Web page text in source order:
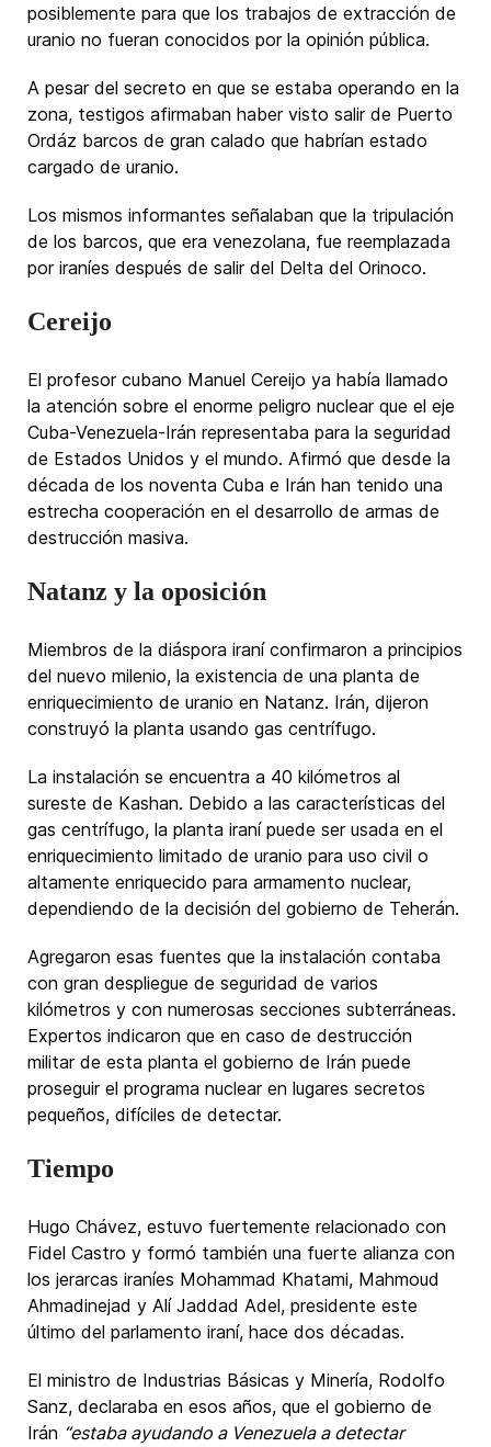
posiblemente para que los trabajos de extracción de
uranio no fueran conocidos por la opinión pública.
A pesar del secreto en que se estaba operando en la
zona, testigos afirmaban haber visto salir de Puerto
Ordáz barcos de gran calado que habrían estado
cargado de uranio.
Los mismos informantes señalaban que la tripulación
de los barcos, que era venezolana, fue reemplazada
por iraníes después de salir del Delta del Orinoco.
Cereijo
El profesor cubano Manuel Cereijo ya había llamado
la atención sobre el enorme peligro nuclear que el eje
Cuba-Venezuela-Irán representaba para la seguridad
de Estados Unidos y el mundo. Afirmó que desde la
década de los noventa Cuba e Irán han tenido una
estrecha cooperación en el desarrollo de armas de
destrucción masiva.
Natanz y la oposición
Miembros de la diáspora iraní confirmaron a principios
del nuevo milenio, la existencia de una planta de
enriquecimiento de uranio en Natanz. Irán, dijeron
construyó la planta usando gas centrífugo.
La instalación se encuentra a 40 kilómetros al
sureste de Kashan. Debido a las características del
gas centrífugo, la planta iraní puede ser usada en el
enriquecimiento limitado de uranio para uso civil o
altamente enriquecido para armamento nuclear,
dependiendo de la decisión del gobierno de Teherán.
Agregaron esas fuentes que la instalación contaba
con gran despliegue de seguridad de varios
kilómetros y con numerosas secciones subterráneas.
Expertos indicaron que en caso de destrucción
militar de esta planta el gobierno de Irán puede
proseguir el programa nuclear en lugares secretos
pequeños, difíciles de detectar.
Tiempo
Hugo Chávez, estuvo fuertemente relacionado con
Fidel Castro y formó también una fuerte alianza con
los jerarcas iraníes Mohammad Khatami, Mahmoud
Ahmadinejad y Alí Jaddad Adel, presidente este
último del parlamento iraní, hace dos décadas.
El ministro de Industrias Básicas y Minería, Rodolfo
Sanz, declaraba en esos años, que el gobierno de
Irán “estaba ayudando a Venezuela a detectar